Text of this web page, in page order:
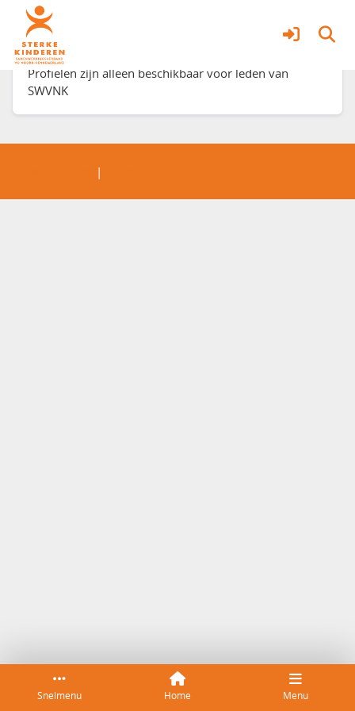
Snelmenu Home Menu
Profiel besloten
Profielen zijn alleen beschikbaar voor leden van
SWVNK